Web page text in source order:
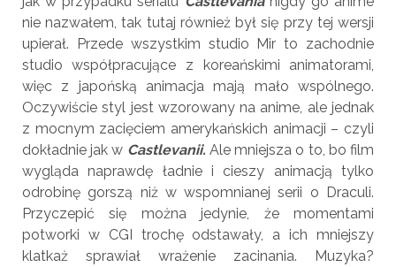
nie nazwałem, tak tutaj również był się przy tej wersji
upierał. Przede wszystkim studio Mir to zachodnie
studio współpracujące z koreańskimi animatorami,
więc z japońską animacja mają mało wspólnego.
Oczywiście styl jest wzorowany na anime, ale jednak
z mocnym zacięciem amerykańskich animacji – czyli
dokładnie jak w Castlevanii. Ale mniejsza o to, bo film
wygląda naprawdę ładnie i cieszy animacją tylko
odrobinę gorszą niż w wspomnianej serii o Draculi.
Przyczepić się można jedynie, że momentami
potworki w CGI trochę odstawały, a ich mniejszy
klatkaż sprawiał wrażenie zacinania. Muzyka?